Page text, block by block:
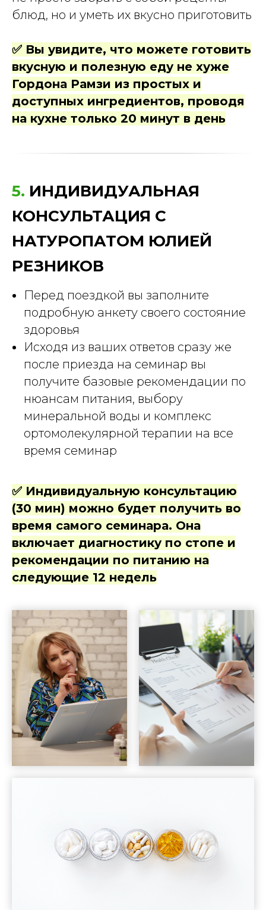
блюд, но и уметь их вкусно приготовить
✅ Вы увидите, что можете готовить
вкусную и полезную еду не хуже
Гордона Рамзи из простых и
доступных ингредиентов, проводя
на кухне только 20 минут в день
5. ИНДИВИДУАЛЬНАЯ
КОНСУЛЬТАЦИЯ С
НАТУРОПАТОМ ЮЛИЕЙ
РЕЗНИКОВ
Перед поездкой вы заполните
подробную анкету своего состояние
здоровья
Исходя из ваших ответов сразу же
после приезда на семинар вы
получите базовые рекомендации по
нюансам питания, выбору
минеральной воды и комплекс
ортомолекулярной терапии на все
время семинар
✅ Индивидуальную консультацию
(30 мин) можно будет получить во
время самого семинара. Она
включает диагностику по стопе и
рекомендации по питанию на
следующие 12 недель